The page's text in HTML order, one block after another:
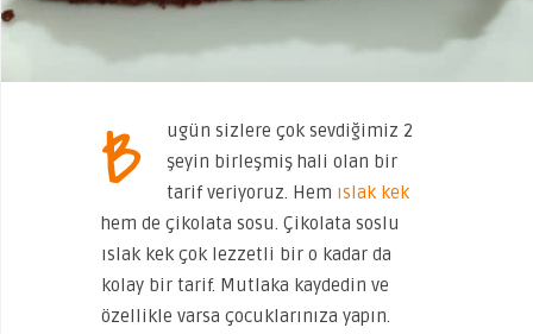
B
ugün sizlere çok sevdiğimiz 2
şeyin birleşmiş hali olan bir
tarif veriyoruz. Hem ıslak kek
hem de çikolata sosu. Çikolata soslu
ıslak kek çok lezzetli bir o kadar da
kolay bir tarif. Mutlaka kaydedin ve
özellikle varsa çocuklarınıza yapın.